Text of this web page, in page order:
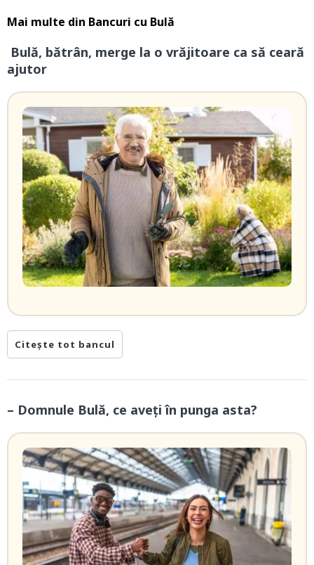
Mai multe din Bancuri cu Bulă
Bulă, bătrân, merge la o vrăjitoare ca să ceară
ajutor
Citește tot bancul
– Domnule Bulă, ce aveți în punga asta?